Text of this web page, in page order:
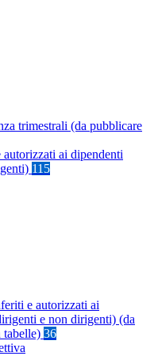
trimestrali (da pubblicare
ai dipendenti
115
e autorizzati ai
e non dirigenti) (da
tabelle) 36